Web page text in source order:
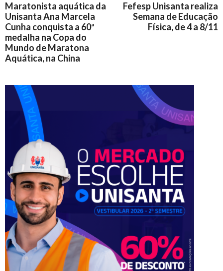
Maratonista aquática da
Unisanta Ana Marcela
Cunha conquista a 60ª
medalha na Copa do
Mundo de Maratona
Aquática, na China
Fefesp Unisanta realiza
Semana de Educação
Física, de 4 a 8/11